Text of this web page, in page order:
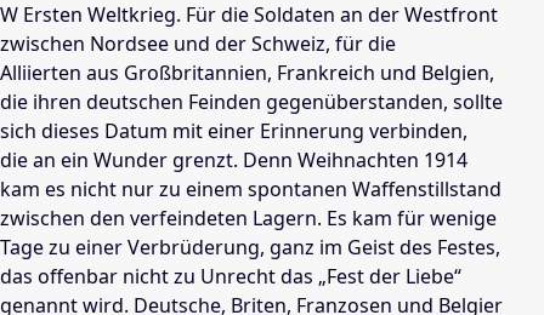
W Ersten Weltkrieg. Für die Soldaten an der Westfront
zwischen Nordsee und der Schweiz, für die
Alliierten aus Großbritannien, Frankreich und Belgien,
die ihren deutschen Feinden gegenüberstanden, sollte
sich dieses Datum mit einer Erinnerung verbinden,
die an ein Wunder grenzt. Denn Weihnachten 1914
kam es nicht nur zu einem spontanen Waffenstillstand
zwischen den verfeindeten Lagern. Es kam für wenige
Tage zu einer Verbrüderung, ganz im Geist des Festes,
das offenbar nicht zu Unrecht das „Fest der Liebe“
genannt wird. Deutsche, Briten, Franzosen und Belgier